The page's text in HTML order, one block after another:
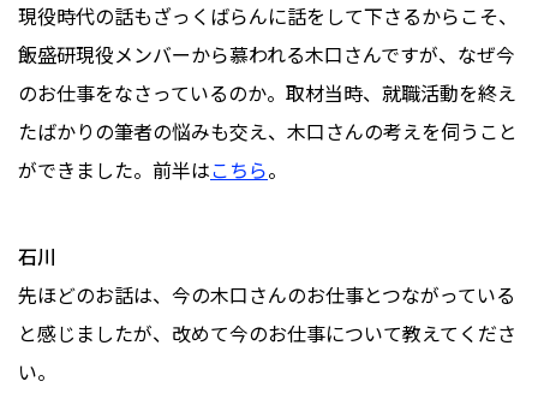
現役時代の話もざっくばらんに話をして下さるからこそ、
飯盛研現役メンバーから慕われる木口さんですが、なぜ今
のお仕事をなさっているのか。取材当時、就職活動を終え
たばかりの筆者の悩みも交え、木口さんの考えを伺うこと
ができました。前半はこちら。
石川
先ほどのお話は、今の木口さんのお仕事とつながっている
と感じましたが、改めて今のお仕事について教えてくださ
い。